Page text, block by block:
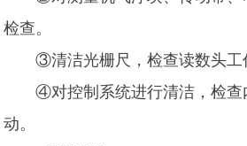
检查。
③清洁光栅尺，检查读数头工
④对控制系统进行清洁，检查
动。